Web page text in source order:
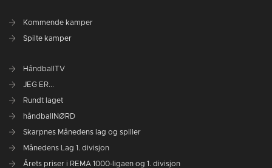
Kommende kamper
Spilte kamper
HåndballTV
JEG ER...
Rundt laget
håndballNØRD
Skarpnes Månedens lag og spiller
Månedens Lag 1. divisjon
Årets priser i REMA 1000-ligaen og 1. divisjon